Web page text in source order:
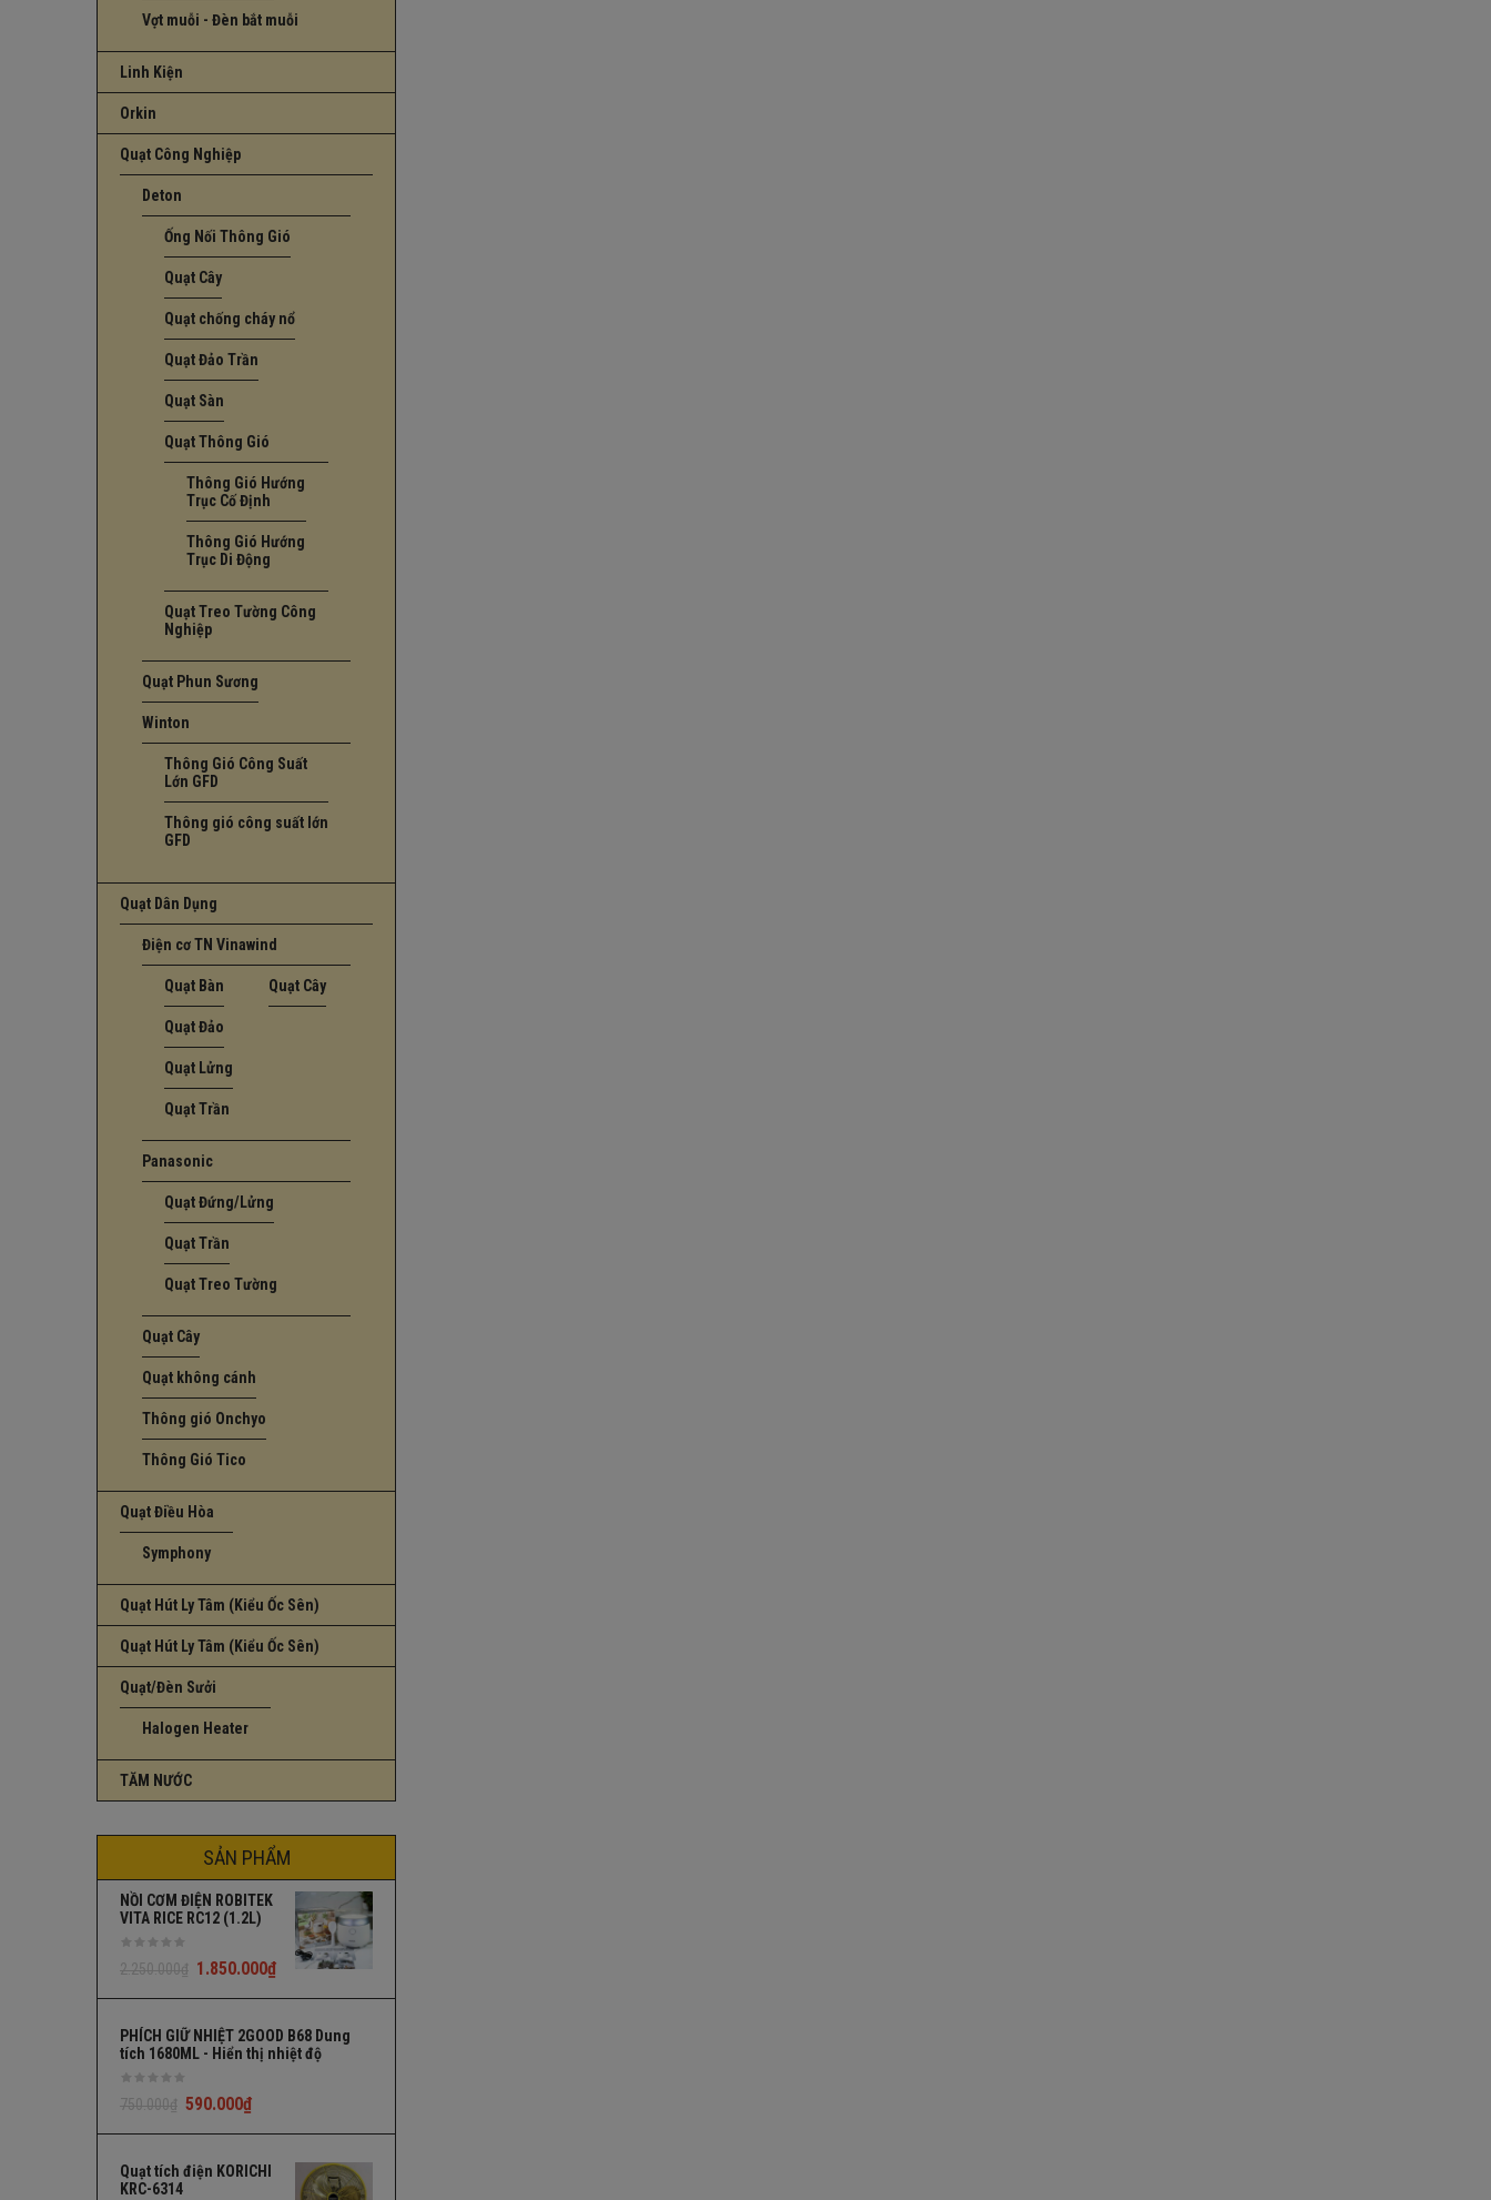
Vợt muỗi - Đèn bắt muỗi
Linh Kiện
Orkin
Quạt Công Nghiệp
Deton
Ống Nối Thông Gió
Quạt Cây
Quạt chống cháy nổ
Quạt Đảo Trần
Quạt Sàn
Quạt Thông Gió
Thông Gió Hướng
Trục Cố Định
Thông Gió Hướng
Trục Di Động
Quạt Treo Tường Công
Nghiệp
Quạt Phun Sương
Winton
Thông Gió Công Suất
Lớn GFD
Thông gió công suất lớn
GFD
Quạt Dân Dụng
Điện cơ TN Vinawind
Quạt Bàn Quạt Cây
Quạt Đảo
Quạt Lửng
Quạt Trần
Panasonic
Quạt Đứng/Lửng
Quạt Trần
Quạt Treo Tường
Quạt Cây
Quạt không cánh
Thông gió Onchyo
Thông Gió Tico
Quạt Điều Hòa
Symphony
Quạt Hút Ly Tâm (Kiểu Ốc Sên)
Quạt Hút Ly Tâm (Kiểu Ốc Sên)
Quạt/Đèn Sưởi
Halogen Heater
TĂM NƯỚC
SẢN PHẨM
NỒI CƠM ĐIỆN ROBITEK
VITA RICE RC12 (1.2L)
2.250.000₫ 1.850.000₫
PHÍCH GIỮ NHIỆT 2GOOD B68 Dung
tích 1680ML - Hiển thị nhiệt độ
750.000₫ 590.000₫
Quạt tích điện KORICHI
KRC-6314